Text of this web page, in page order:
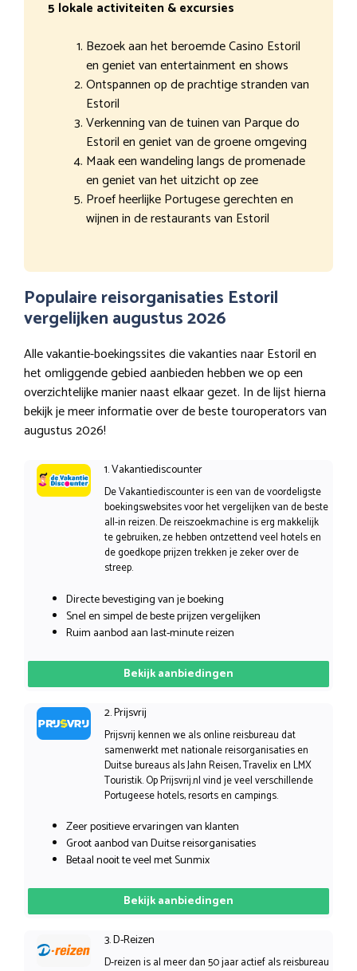
5 lokale activiteiten & excursies
Bezoek aan het beroemde Casino Estoril
en geniet van entertainment en shows
Ontspannen op de prachtige stranden van
Estoril
Verkenning van de tuinen van Parque do
Estoril en geniet van de groene omgeving
Maak een wandeling langs de promenade
en geniet van het uitzicht op zee
Proef heerlijke Portugese gerechten en
wijnen in de restaurants van Estoril
Populaire reisorganisaties Estoril
vergelijken augustus 2026
Alle vakantie-boekingssites die vakanties naar Estoril en
het omliggende gebied aanbieden hebben we op een
overzichtelijke manier naast elkaar gezet. In de lijst hierna
bekijk je meer informatie over de beste touroperators van
augustus 2026!
1. Vakantiediscounter
De Vakantiediscounter is een van de voordeligste
boekingswebsites voor het vergelijken van de beste
all-in reizen. De reiszoekmachine is erg makkelijk
te gebruiken, ze hebben ontzettend veel hotels en
de goedkope prijzen trekken je zeker over de
streep.
Directe bevestiging van je boeking
Snel en simpel de beste prijzen vergelijken
Ruim aanbod aan last-minute reizen
Bekijk aanbiedingen
2. Prijsvrij
Prijsvrij kennen we als online reisbureau dat
samenwerkt met nationale reisorganisaties en
Duitse bureaus als Jahn Reisen, Travelix en LMX
Touristik. Op Prijsvrij.nl vind je veel verschillende
Portugeese hotels, resorts en campings.
Zeer positieve ervaringen van klanten
Groot aanbod van Duitse reisorganisaties
Betaal nooit te veel met Sunmix
Bekijk aanbiedingen
3. D-Reizen
D-reizen is al meer dan 50 jaar actief als reisbureau